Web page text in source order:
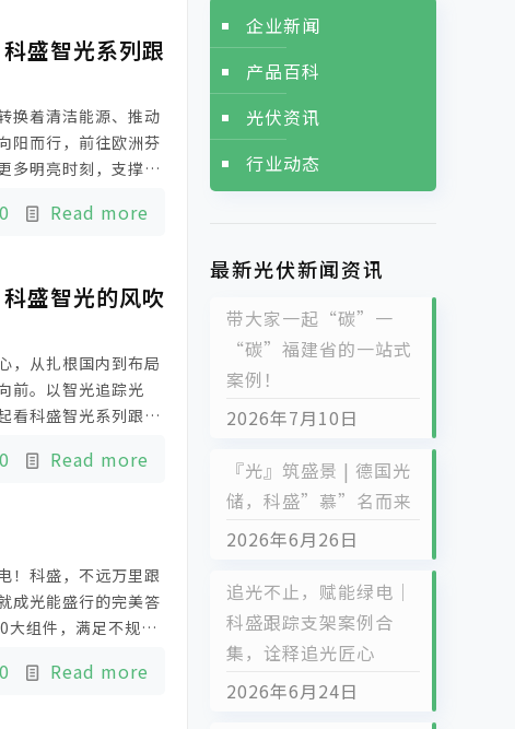
盛智光系列跟
换着清洁能源、推动
阳而行，前往欧洲芬
多明亮时刻，支撑更
0 Read more
盛智光的风吹
，从扎根国内到布局
前。以智光追踪光
看科盛智光系列跟踪
片土地增添一抹别
0 Read more
！科盛，不远万里跟
成光能盛行的完美答
大组件，满足不规则
稳定可靠，安装便
0 Read more
企业新闻
产品百科
光伏资讯
行业动态
最新光伏新闻资讯
带大家一起“碳”一
“碳”福建省的一站式
案例！
2026年7月10日
『光』筑盛景 | 德国光
储，科盛”慕”名而来
2026年6月26日
追光不止，赋能绿电｜
科盛跟踪支架案例合
集，诠释追光匠心
2026年6月24日